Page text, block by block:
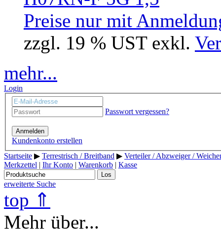
Preise nur mit
zzgl. 19 % UST exkl.
mehr...
Login
Passwort vergessen?
Anmelden
Kundenkonto erstellen
Startseite ▶ Terrestrisch / Breitband ▶ Verteiler / Abzweiger /
Merkzettel
Ihr Konto Warenkorb Kasse
Los
erweiterte Suche
top ⇑
Mehr über...